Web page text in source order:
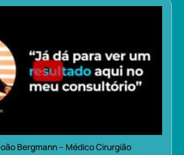
Bergmann – Médico Cirurgião